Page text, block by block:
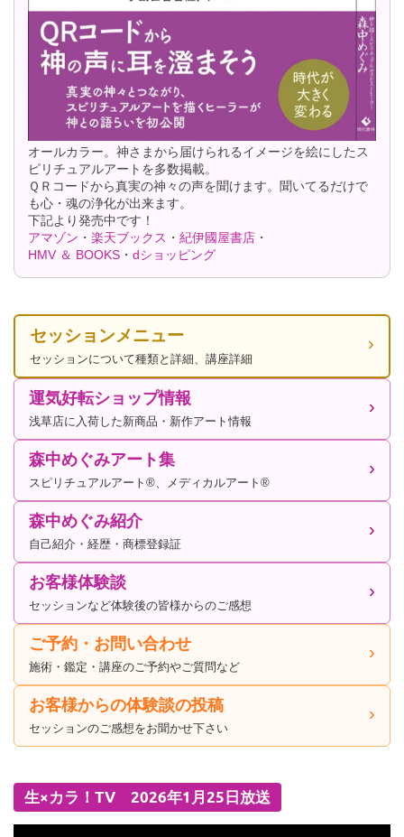
オールカラー。神さまから届けられるイメージを絵にしたス
ピリチュアルアートを多数掲載。
ＱＲコードから真実の神々の声を聞けます。聞いてるだけで
も心・魂の浄化が出来ます。
下記より発売中です！
アマゾン ・ 楽天ブックス ・ 紀伊國屋書店 ・
HMV ＆ BOOKS ・ dショッピング
セッションメニュー
セッションについて種類と詳細、講座詳細
運気好転ショップ情報
浅草店に入荷した新商品・新作アート情報
森中めぐみアート集
スピリチュアルアート®、メディカルアート®
森中めぐみ紹介
自己紹介・経歴・商標登録証
お客様体験談
セッションなど体験後の皆様からのご感想
ご予約・お問い合わせ
施術・鑑定・講座のご予約やご質問など
お客様からの体験談の投稿
セッションのご感想をお聞かせ下さい
生×カラ！TV 2026年1月25日放送